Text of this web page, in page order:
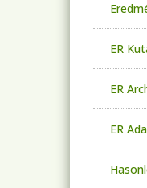
ER
ER
ER